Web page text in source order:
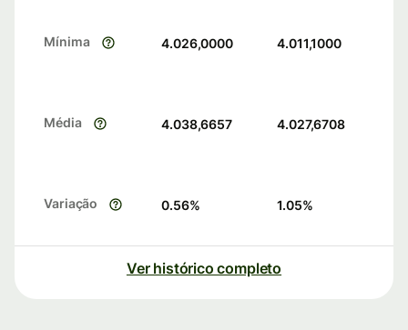
Mínima 4.026,0000 4.011,1000
Média 4.038,6657 4.027,6708
Variação 0.56% 1.05%
Ver histórico completo